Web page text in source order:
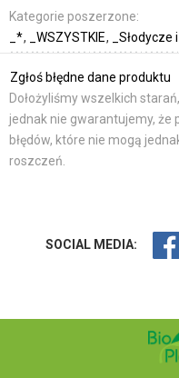
Kategorie poszerzone:
_*
_WSZYSTKIE
Zgłoś błędne dane produktu
Dołożyliśmy wszelkich
jednak nie gwarantujemy,
błędów, które nie mogą
roszczeń.
SOCIAL MEDIA: